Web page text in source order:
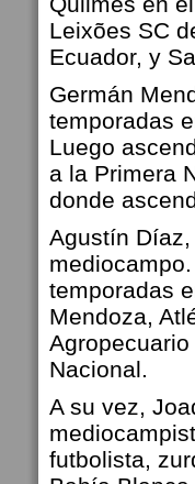
Leixões SC
Ecuador, y
Germán
temporadas
Luego
a la Primera
donde
Agustín
temporadas
Mendoza,
Nacional.
A su vez,
futbolista,